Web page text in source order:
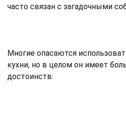
часто связан с загадочными
Многие опасаются
кухни, но в целом он имеет
достоинств: